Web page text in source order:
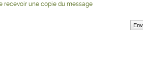
recevoir une copie du message